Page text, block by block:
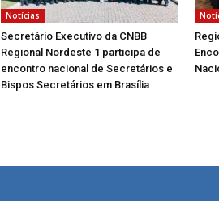
Notícias
Secretário Executivo da CNBB
Regional Nordeste 1 participa de
encontro nacional de Secretários e
Bispos Secretários em Brasília